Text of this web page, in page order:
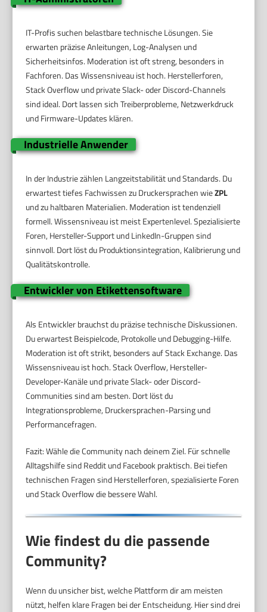
IT-Profis suchen belastbare technische Lösungen. Sie
erwarten präzise Anleitungen, Log-Analysen und
Sicherheitsinfos. Moderation ist oft streng, besonders in
Fachforen. Das Wissensniveau ist hoch. Herstellerforen,
Stack Overflow und private Slack- oder Discord-Channels
sind ideal. Dort lassen sich Treiberprobleme, Netzwerkdruck
und Firmware-Updates klären.
Industrielle Anwender
In der Industrie zählen Langzeitstabilität und Standards. Du
erwartest tiefes Fachwissen zu Druckersprachen wieZPL
und zu haltbaren Materialien. Moderation ist tendenziell
formell. Wissensniveau ist meist Expertenlevel. Spezialisierte
Foren, Hersteller-Support und LinkedIn-Gruppen sind
sinnvoll. Dort löst du Produktionsintegration, Kalibrierung und
Qualitätskontrolle.
Entwickler von Etikettensoftware
Als Entwickler brauchst du präzise technische Diskussionen.
Du erwartest Beispielcode, Protokolle und Debugging-Hilfe.
Moderation ist oft strikt, besonders auf Stack Exchange. Das
Wissensniveau ist hoch. Stack Overflow, Hersteller-
Developer-Kanäle und private Slack- oder Discord-
Communities sind am besten. Dort löst du
Integrationsprobleme, Druckersprachen-Parsing und
Performancefragen.
Fazit: Wähle die Community nach deinem Ziel. Für schnelle
Alltagshilfe sind Reddit und Facebook praktisch. Bei tiefen
technischen Fragen sind Herstellerforen, spezialisierte Foren
und Stack Overflow die bessere Wahl.
Wie findest du die passende
Community?
Wenn du unsicher bist, welche Plattform dir am meisten
nützt, helfen klare Fragen bei der Entscheidung. Hier sind drei